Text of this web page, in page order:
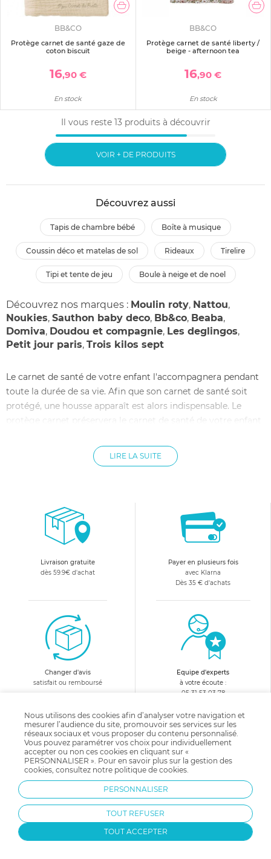
BB&CO
Protège carnet de santé gaze de
coton biscuit
16,90 €
En stock
BB&CO
Protège carnet de santé liberty /
beige - afternoon tea
16,90 €
En stock
Il vous reste 13 produits à découvrir
VOIR + DE PRODUITS
Découvrez aussi
tapis de chambre bébé boîte à musique
coussin déco et matelas de sol rideaux tirelire
tipi et tente de jeu boule à neige et de noel
Découvrez nos marques : Moulin roty, Nattou,
Noukies, Sauthon baby deco, Bb&co, Beaba,
Domiva, Doudou et compagnie, Les deglingos,
Petit jour paris, Trois kilos sept
Le carnet de santé de votre enfant l'accompagnera pendant
toute la durée de sa vie. Afin que son carnet de santé soit
protégé, une housse apparaît est alors indispensable. Le
protège carnet préservera le carnet de santé de votre enfant
allobébé vous propose toute une sélection de protège carnet
de santé de différentes marques, couleurs et motifs, afin que
le médecin, en optant pour un protège carnet santé bébé
LIRE LA SUITE
Livraison gratuite
dès 59.9€ d'achat
Payer en plusieurs fois
avec Klarna
Dès 35 € d'achats
Changer d'avis
satisfait ou remboursé
Equipe d'experts
à votre écoute :
05 31 53 03 78
10€ offertsen vous abonnant
à notre newsletter !
Recevez avant tout le monde
nos avantages, offres et nouveautés !
Nous utilisons des cookies afin d’analyser votre navigation et
mesurer l’audience du site, promouvoir ses services sur les
réseaux sociaux et vous proposer du contenu personnalisé.
Vous pouvez paramétrer vos choix pour individuellement
accepter ou non ces cookies en cliquant sur «
PERSONNALISER ». Pour en savoir plus sur la gestion des
cookies, consultez notre politique de cookies.
PERSONNALISER
TOUT REFUSER
TOUT ACCEPTER